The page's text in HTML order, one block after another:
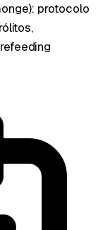
protocolo